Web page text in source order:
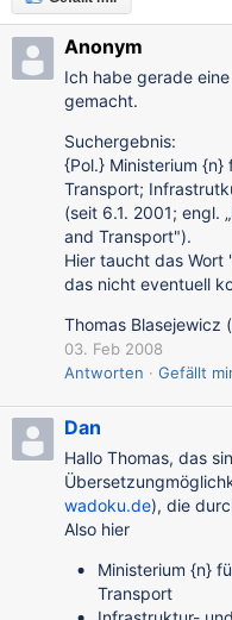
Anonym
Ich habe gerade
gemacht.
Suchergebnis:
{Pol.} Ministerium
Transport;
(seit 6.1. 2001; engl.
and Transport").
Hier taucht das Wort
das nicht eventuell
Thomas Blasejewicz
03. Feb 2008
Antworten
Gefällt
Dan
Hallo Thomas, das
wadoku.de), die
Also hier
Ministerium {n}
Transport